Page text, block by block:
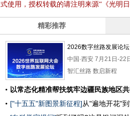
式使用，授权转载的请注明来源“《光明日